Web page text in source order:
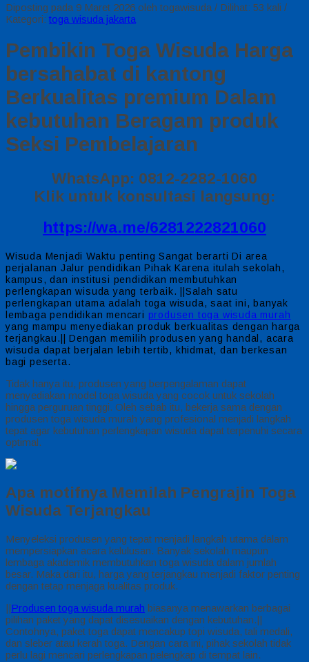
Diposting pada 9 Maret 2026 oleh togawisuda / Dilihat: 53 kali /
Kategori: toga wisuda jakarta
Pembikin Toga Wisuda Harga
bersahabat di kantong
Berkualitas premium Dalam
kebutuhan Beragam produk
Seksi Pembelajaran
WhatsApp: 0812-2282-1060
Klik untuk konsultasi langsung:
https://wa.me/6281222821060
Wisuda Menjadi Waktu penting Sangat berarti Di area
perjalanan Jalur pendidikan Pihak Karena itulah sekolah,
kampus, dan institusi pendidikan membutuhkan
perlengkapan wisuda yang terbaik. ||Salah satu
perlengkapan utama adalah toga wisuda, saat ini, banyak
lembaga pendidikan mencari produsen toga wisuda murah
yang mampu menyediakan produk berkualitas dengan harga
terjangkau.|| Dengan memilih produsen yang handal, acara
wisuda dapat berjalan lebih tertib, khidmat, dan berkesan
bagi peserta.
Tidak hanya itu, produsen yang berpengalaman dapat
menyediakan model toga wisuda yang cocok untuk sekolah
hingga perguruan tinggi. Oleh sebab itu, bekerja sama dengan
produsen toga wisuda murah yang profesional menjadi langkah
tepat agar kebutuhan perlengkapan wisuda dapat terpenuhi secara
optimal.
Apa motifnya Memilah Pengrajin Toga
Wisuda Terjangkau
Menyeleksi produsen yang tepat menjadi langkah utama dalam
mempersiapkan acara kelulusan. Banyak sekolah maupun
lembaga akademik membutuhkan toga wisuda dalam jumlah
besar. Maka dari itu, harga yang terjangkau menjadi faktor penting
dengan tetap menjaga kualitas produk.
||Produsen toga wisuda murah biasanya menawarkan berbagai
pilihan paket yang dapat disesuaikan dengan kebutuhan.||
Contohnya, paket toga dapat mencakup topi wisuda, tali medali,
dan sleber atau kerah toga. Dengan cara ini, pihak sekolah tidak
perlu lagi mencari perlengkapan pelengkap di tempat lain.